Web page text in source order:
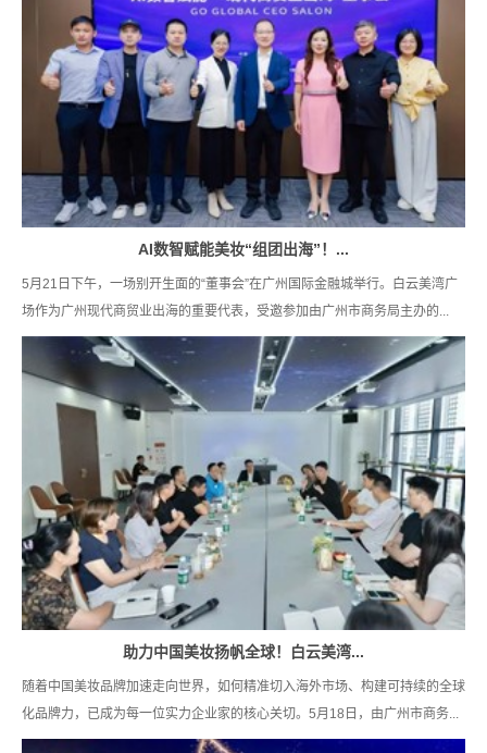
AI数智赋能美妆“组团出海”！...
5月21日下午，一场别开生面的“董事会”在广州国际金融城举行。白云美湾广
场作为广州现代商贸业出海的重要代表，受邀参加由广州市商务局主办的...
助力中国美妆扬帆全球！白云美湾...
随着中国美妆品牌加速走向世界，如何精准切入海外市场、构建可持续的全球
化品牌力，已成为每一位实力企业家的核心关切。5月18日，由广州市商务...